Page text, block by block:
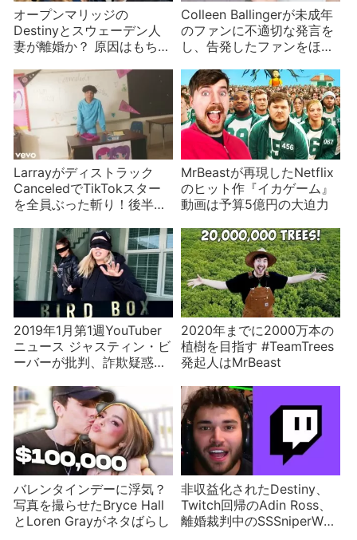
オープンマリッジの
Destinyとスウェーデン人
妻が離婚か？ 原因はもちろ
Colleen Ballingerが未成年
のファンに不適切な発言を
し、告発したファンをほか
いた
Larrayがディストラック
CanceledでTikTokスター
を全員ぶった斬り！後半
MrBeastが再現したNetflix
のヒット作『イカゲーム』
動画は予算5億円の大迫力
2019年1月第1週YouTuber
ニュース ジャスティン・ビ
ーバーが批判、詐欺疑惑な
2020年までに2000万本の
植樹を目指す #TeamTrees
発起人はMrBeast
バレンタインデーに浮気？
写真を撮らせたBryce Hall
とLoren Grayがネタばらし
非収益化されたDestiny、
Twitch回帰のAdin Ross、
離婚裁判中のSSSniperWolf